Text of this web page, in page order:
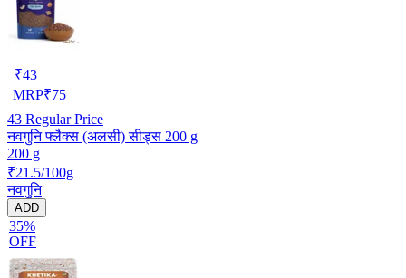
₹43
MRP₹75
43 Regular Price
नवगुनि फ्लैक्स (अलसी) सीड्स 200 g
200 g
₹21.5/100g
नवगुनि
ADD
35%
OFF